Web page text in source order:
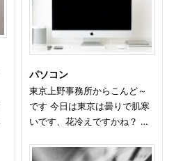
パソコン
東京上野事務所からこんど～
です 今日は東京は曇りで肌寒
いです、花冷えですかね？ …